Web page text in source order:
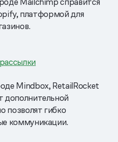
платформой для
Mindbox, RetailRocket
дополнительной
позволят гибко
коммуникации.